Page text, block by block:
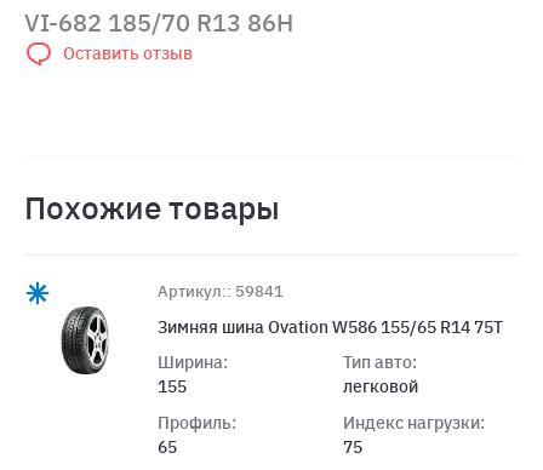
VI-682 185/70 R13 86H
Оставить отзыв
Похожие товары
Артикул:: 59841
Зимняя шина Ovation W586 155/65 R14 75T
Ширина:
155
Профиль:
65
Тип авто:
легковой
Индекс нагрузки:
75